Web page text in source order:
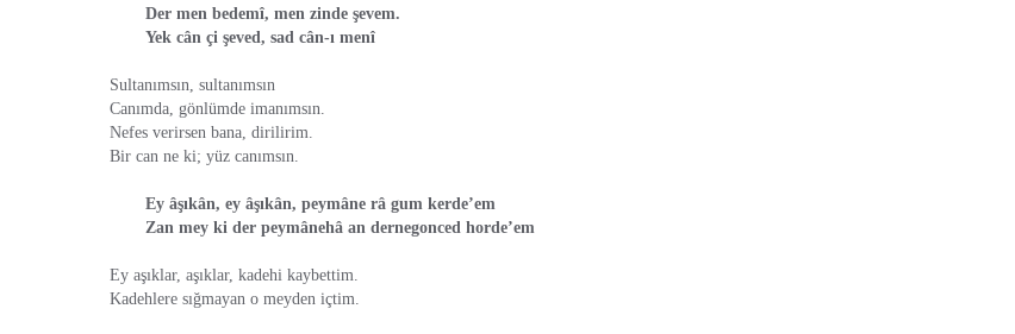
Der men bedemî, men zinde şevem.
Yek cân çi şeved, sad cân-ı menî
Sultanımsın, sultanımsın
Canımda, gönlümde imanımsın.
Nefes verirsen bana, dirilirim.
Bir can ne ki; yüz canımsın.
Ey âşıkân, ey âşıkân, peymâne râ gum kerde’em
Zan mey ki der peymânehâ an dernegonced horde’em
Ey aşıklar, aşıklar, kadehi kaybettim.
Kadehlere sığmayan o meyden içtim.